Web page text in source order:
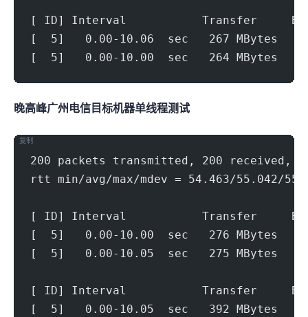
[ ID] Interval           Transfer
[  5]   0.00-10.06  sec   267 MBytes
[  5]   0.00-10.00  sec   264 MBytes
晚高峰广州电信(500Mbps)目标机器 IPERF3单线程测试
200 packets transmitted, 200 received,
rtt min/avg/max/mdev = 54.463/55.042/
[ ID] Interval           Transfer
[  5]   0.00-10.00  sec   276 MBytes
[  5]   0.00-10.05  sec   275 MBytes
[ ID] Interval           Transfer
[  5]   0.00-10.05  sec   392 MBytes
复制